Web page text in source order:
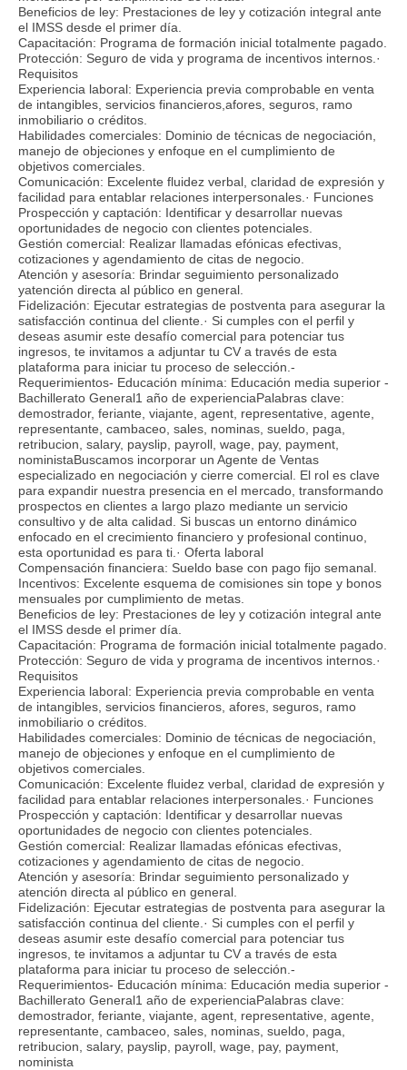
Beneficios de ley: Prestaciones de ley y cotización integral ante
el IMSS desde el primer día.
Capacitación: Programa de formación inicial totalmente pagado.
Protección: Seguro de vida y programa de incentivos internos.·
Requisitos
Experiencia laboral: Experiencia previa comprobable en venta
de intangibles, servicios financieros,afores, seguros, ramo
inmobiliario o créditos.
Habilidades comerciales: Dominio de técnicas de negociación,
manejo de objeciones y enfoque en el cumplimiento de
objetivos comerciales.
Comunicación: Excelente fluidez verbal, claridad de expresión y
facilidad para entablar relaciones interpersonales.· Funciones
Prospección y captación: Identificar y desarrollar nuevas
oportunidades de negocio con clientes potenciales.
Gestión comercial: Realizar llamadas efónicas efectivas,
cotizaciones y agendamiento de citas de negocio.
Atención y asesoría: Brindar seguimiento personalizado
yatención directa al público en general.
Fidelización: Ejecutar estrategias de postventa para asegurar la
satisfacción continua del cliente.· Si cumples con el perfil y
deseas asumir este desafío comercial para potenciar tus
ingresos, te invitamos a adjuntar tu CV a través de esta
plataforma para iniciar tu proceso de selección.-
Requerimientos- Educación mínima: Educación media superior -
Bachillerato General1 año de experienciaPalabras clave:
demostrador, feriante, viajante, agent, representative, agente,
representante, cambaceo, sales, nominas, sueldo, paga,
retribucion, salary, payslip, payroll, wage, pay, payment,
noministaBuscamos incorporar un Agente de Ventas
especializado en negociación y cierre comercial. El rol es clave
para expandir nuestra presencia en el mercado, transformando
prospectos en clientes a largo plazo mediante un servicio
consultivo y de alta calidad. Si buscas un entorno dinámico
enfocado en el crecimiento financiero y profesional continuo,
esta oportunidad es para ti.· Oferta laboral
Compensación financiera: Sueldo base con pago fijo semanal.
Incentivos: Excelente esquema de comisiones sin tope y bonos
mensuales por cumplimiento de metas.
Beneficios de ley: Prestaciones de ley y cotización integral ante
el IMSS desde el primer día.
Capacitación: Programa de formación inicial totalmente pagado.
Protección: Seguro de vida y programa de incentivos internos.·
Requisitos
Experiencia laboral: Experiencia previa comprobable en venta
de intangibles, servicios financieros, afores, seguros, ramo
inmobiliario o créditos.
Habilidades comerciales: Dominio de técnicas de negociación,
manejo de objeciones y enfoque en el cumplimiento de
objetivos comerciales.
Comunicación: Excelente fluidez verbal, claridad de expresión y
facilidad para entablar relaciones interpersonales.· Funciones
Prospección y captación: Identificar y desarrollar nuevas
oportunidades de negocio con clientes potenciales.
Gestión comercial: Realizar llamadas efónicas efectivas,
cotizaciones y agendamiento de citas de negocio.
Atención y asesoría: Brindar seguimiento personalizado y
atención directa al público en general.
Fidelización: Ejecutar estrategias de postventa para asegurar la
satisfacción continua del cliente.· Si cumples con el perfil y
deseas asumir este desafío comercial para potenciar tus
ingresos, te invitamos a adjuntar tu CV a través de esta
plataforma para iniciar tu proceso de selección.-
Requerimientos- Educación mínima: Educación media superior -
Bachillerato General1 año de experienciaPalabras clave:
demostrador, feriante, viajante, agent, representative, agente,
representante, cambaceo, sales, nominas, sueldo, paga,
retribucion, salary, payslip, payroll, wage, pay, payment,
nominista